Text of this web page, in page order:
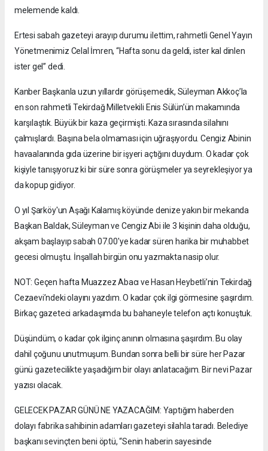
melemende kaldı.
Ertesi sabah gazeteyi arayıp durumu ilettim, rahmetli Genel Yayın
Yönetmenimiz Celal İmren, “Hafta sonu da geldi, ister kal dinlen
ister gel” dedi.
Kanber Başkanla uzun yıllardır görüşemedik, Süleyman Akkoç’la
en son rahmetli Tekirdağ Milletvekili Enis Sülün’ün makamında
karşılaştık. Büyük bir kaza geçirmişti. Kaza sırasında silahını
çalmışlardı. Başına bela olmaması için uğraşıyordu. Cengiz Abinin
havaalanında gıda üzerine bir işyeri açtığını duydum. O kadar çok
kişiyle tanışıyoruz ki bir süre sonra görüşmeler ya seyrekleşiyor ya
da kopup gidiyor.
O yıl Şarköy'un Aşağı Kalamış köyünde denize yakın bir mekanda
Başkan Baldak, Süleyman ve Cengiz Abi ile 3 kişinin daha olduğu,
akşam başlayıp sabah 07.00'ye kadar süren harika bir muhabbet
gecesi olmuştu. İnşallah birgün onu yazmakta nasip olur.
NOT: Geçen hafta Muazzez Abacı ve Hasan Heybetli’nin Tekirdağ
Cezaevi’ndeki olayını yazdım. O kadar çok ilgi görmesine şaşırdım.
Birkaç gazeteci arkadaşımda bu bahaneyle telefon açtı konuştuk.
Düşündüm, o kadar çok ilginç anının olmasına şaşırdım. Bu olay
dahil çoğunu unutmuşum. Bundan sonra belli bir süre her Pazar
günü gazetecilikte yaşadığım bir olayı anlatacağım. Bir nevi Pazar
yazısı olacak.
GELECEK PAZAR GÜNÜ NE YAZACAĞIM: Yaptığım haberden
dolayı fabrika sahibinin adamları gazeteyi silahla taradı. Belediye
başkanı sevinçten beni öptü, “Senin haberin sayesinde